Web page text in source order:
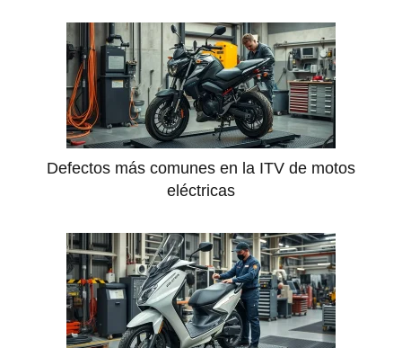
Defectos más comunes en la ITV de motos
eléctricas